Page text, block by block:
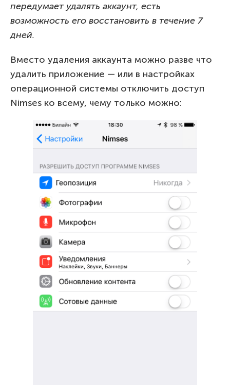
передумает удалять аккаунт, есть
возможность его восстановить в течение 7
дней.
Вместо удаления аккаунта можно разве что
удалить приложение — или в настройках
операционной системы отключить доступ
Nimses ко всему, чему только можно: